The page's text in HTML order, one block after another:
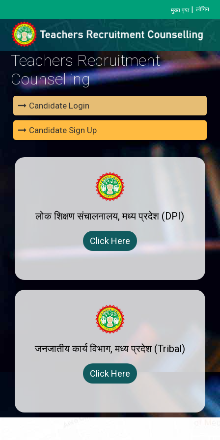
मुख्य पृष्ठ| लॉगिन
Teachers Recruitment
Counselling
Candidate Login
Candidate Sign Up
लोक शिक्षण संचालनालय, मध्य प्रदेश (DPI)
Click Here
जनजातीय कार्य विभाग, मध्य प्रदेश (Tribal)
Click Here